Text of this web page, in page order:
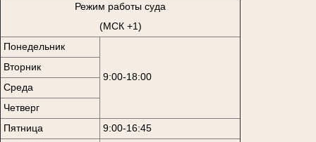
Режим работы суда
(МСК +1)
Понедельник
9:00-18:00
Вторник
Среда
Четверг
Пятница
9:00-16:45